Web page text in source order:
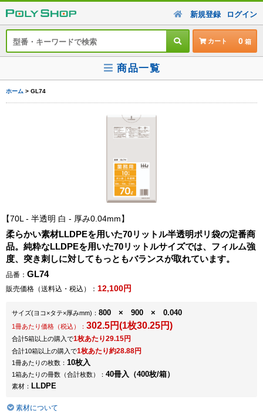
新規登録 ログイン
カート 0
商品一覧
ホーム > GL74
70L - 半透明 白 - 厚み0.04mm
柔らかい素材LLDPEを用いた70リットル半透明ポリ袋の定番商
品。純粋なLLDPEを用いた70リットルサイズでは、フィルム強
度、突き刺しに対してもっともバランスが取れています。
品番： GL74
販売価格（送料込・税込）： 12,100円
サイズ(ヨコ×タテ×厚みmm) ： 800 × 900 × 0.040
1冊あたり価格（税込）： 302.5円(1枚30.25円)
合計5箱以上の購入で1枚あたり29.15円
合計10箱以上の購入で1枚あたり約28.88円
1冊あたりの枚数： 10枚入
1箱あたりの冊数（合計枚数）： 40冊入（400枚/箱）
素材： LLDPE
素材について